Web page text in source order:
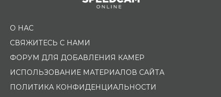
О НАС
СВЯЖИТЕСЬ С НАМИ
ФОРУМ ДЛЯ ДОБАВЛЕНИЯ КАМЕР
ИСПОЛЬЗОВАНИЕ МАТЕРИАЛОВ САЙТА
ПОЛИТИКА КОНФИДЕНЦИАЛЬНОСТИ